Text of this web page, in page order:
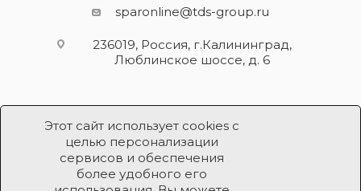
Этот сайт использует cookies с
целью персонализации
сервисов и обеспечения
более удобного его
sparonline@tds-group.ru
236019, Россия, г.Калининград,
Люблинское шоссе, д. 6
Разработка и поддержка